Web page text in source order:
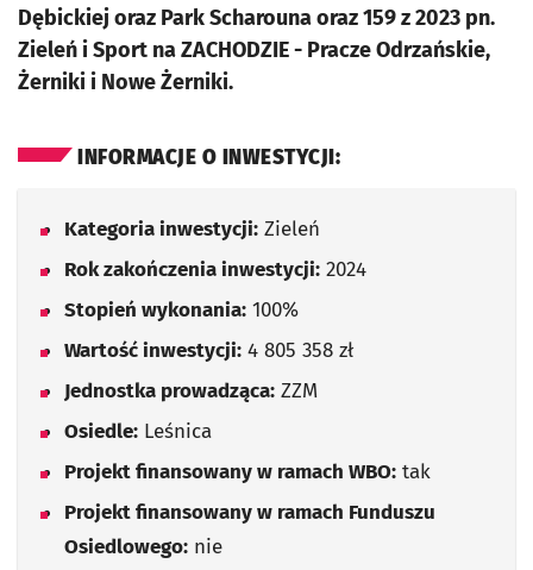
Dębickiej oraz Park Scharouna oraz 159 z 2023 pn.
Zieleń i Sport na ZACHODZIE - Pracze Odrzańskie,
Żerniki i Nowe Żerniki.
INFORMACJE O INWESTYCJI:
Kategoria inwestycji: Zieleń
Rok zakończenia inwestycji: 2024
Stopień wykonania: 100%
Wartość inwestycji: 4 805 358 zł
Jednostka prowadząca: ZZM
Osiedle: Leśnica
Projekt finansowany w ramach WBO: tak
Projekt finansowany w ramach Funduszu
Osiedlowego: nie